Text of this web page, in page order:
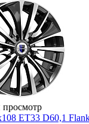
ET33 D60,1